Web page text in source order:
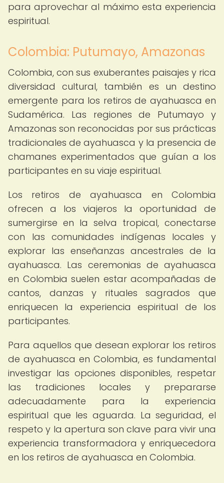
para aprovechar al máximo esta experiencia
espiritual.
Colombia: Putumayo, Amazonas
Colombia, con sus exuberantes paisajes y rica
diversidad cultural, también es un destino
emergente para los retiros de ayahuasca en
Sudamérica. Las regiones de Putumayo y
Amazonas son reconocidas por sus prácticas
tradicionales de ayahuasca y la presencia de
chamanes experimentados que guían a los
participantes en su viaje espiritual.
Los retiros de ayahuasca en Colombia
ofrecen a los viajeros la oportunidad de
sumergirse en la selva tropical, conectarse
con las comunidades indígenas locales y
explorar las enseñanzas ancestrales de la
ayahuasca. Las ceremonias de ayahuasca
en Colombia suelen estar acompañadas de
cantos, danzas y rituales sagrados que
enriquecen la experiencia espiritual de los
participantes.
Para aquellos que desean explorar los retiros
de ayahuasca en Colombia, es fundamental
investigar las opciones disponibles, respetar
las tradiciones locales y prepararse
adecuadamente para la experiencia
espiritual que les aguarda. La seguridad, el
respeto y la apertura son clave para vivir una
experiencia transformadora y enriquecedora
en los retiros de ayahuasca en Colombia.